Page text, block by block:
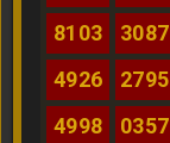
8103
3087
4926
2795
4998
0357